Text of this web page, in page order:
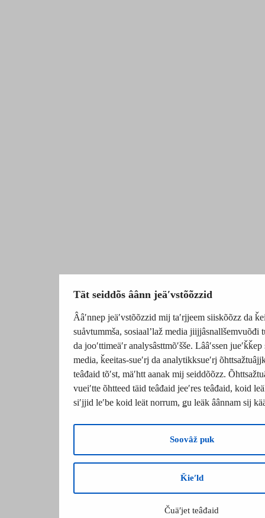
Tät seiddõs âânn jeäʹvstõõzzid
Ââʹnnep jeäʹvstõõzzid mij taʹrjjeem siiskõõzz da
suåvtummša, sosiaalʼlaž media jiijjâsnallšemvuõđi
da jooʹttimeäʹr analysâsttmõʹšše. Lââʹssen jueʹǩǩep
media, ǩeeitas-sueʹrj da analytikksueʹrj
teâđaid tõʹst, mäʹhtt aanak mij seiddõõzz.
vueiʹtte õhtteed täid teâđaid jeeʹres teâđaid, koid
siʹjjid leʹbe koid leät norrum, ǥu leäk âânnam sij
Soovâž puk
Ǩieʹld
Čuäʹjet teâđaid